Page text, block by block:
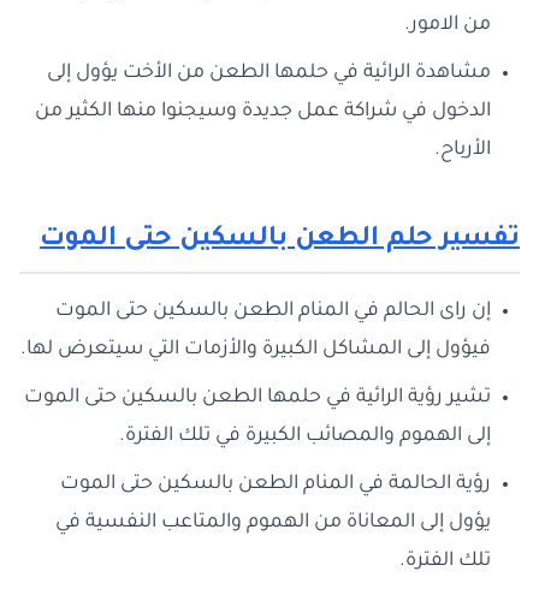
من الامور.
مشاهدة الرائية في حلمها الطعن من الأخت يؤول إلى
الدخول في شراكة عمل جديدة وسيجنوا منها الكثير من
الأرباح.
تفسير حلم الطعن بالسكين حتى الموت
إن راى الحالم في المنام الطعن بالسكين حتى الموت
فيؤول إلى المشاكل الكبيرة والأزمات التي سيتعرض لها.
تشير رؤية الرائية في حلمها الطعن بالسكين حتى الموت
إلى الهموم والمصائب الكبيرة في تلك الفترة.
رؤية الحالمة في المنام الطعن بالسكين حتى الموت
يؤول إلى المعاناة من الهموم والمتاعب النفسية في
تلك الفترة.